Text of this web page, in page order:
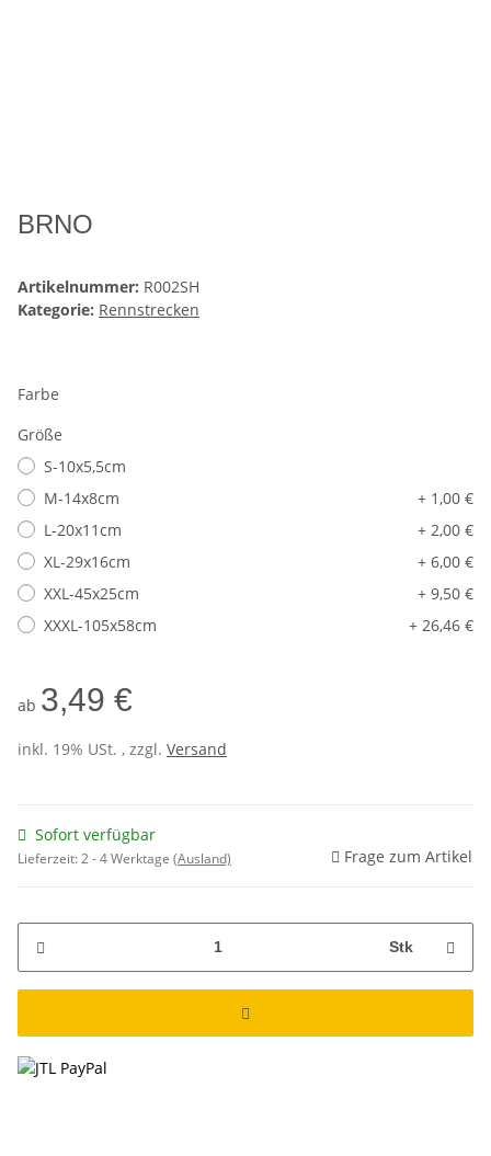
BRNO
Artikelnummer: R002SH
Kategorie: Rennstrecken
Farbe
Größe
S-10x5,5cm
M-14x8cm
+ 1,00 €
L-20x11cm
+ 2,00 €
XL-29x16cm
+ 6,00 €
XXL-45x25cm
+ 9,50 €
XXXL-105x58cm
+ 26,46 €
ab 3,49 €
inkl. 19% USt. , zzgl. Versand
Sofort verfügbar
Lieferzeit:2 - 4 Werktage (Ausland) Frage zum Artikel
Stk